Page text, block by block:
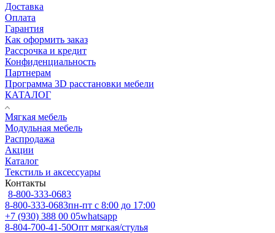
Доставка
Оплата
Гарантия
Как оформить заказ
Рассрочка и кредит
Конфиденциальность
Партнерам
Программа 3D расстановки мебели
КАТАЛОГ
Мягкая мебель
Модульная мебель
Распродажа
Акции
Каталог
Текстиль и аксессуары
Контакты
8-800-333-0683
8-800-333-0683пн-пт с 8:00 до 17:00
+7 (930) 388 00 05whatsapp
8-804-700-41-50Опт мягкая/стулья